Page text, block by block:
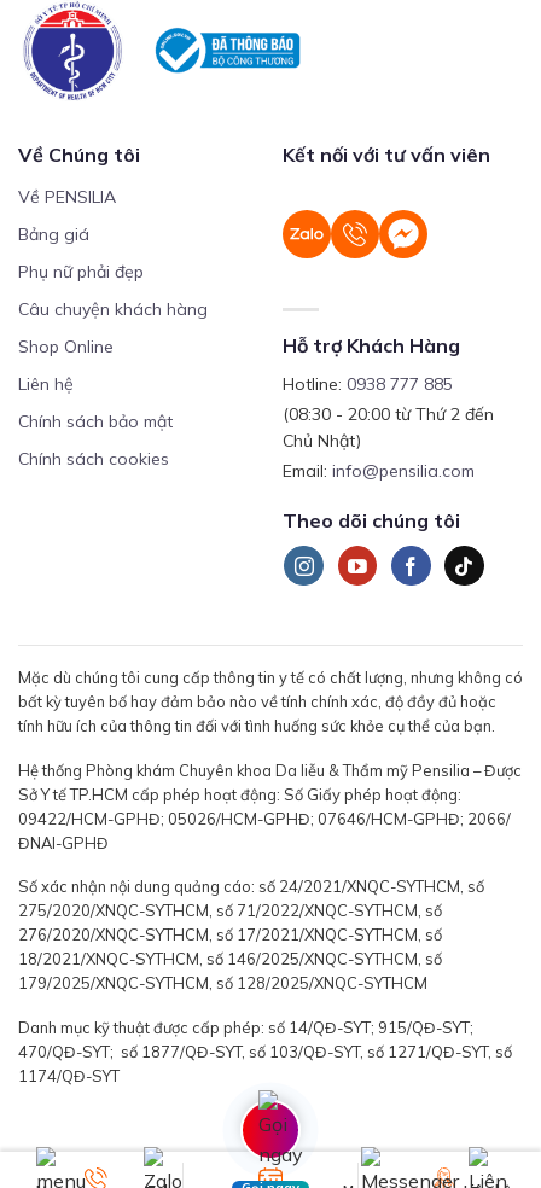
Về Chúng tôi
Về PENSILIA
Bảng giá
Phụ nữ phải đẹp
Câu chuyện khách hàng
Shop Online
Liên hệ
Chính sách bảo mật
Chính sách cookies
Kết nối với tư vấn viên
Hỗ trợ Khách Hàng
Hotline: 0938 777 885
(08:30 - 20:00 từ Thứ 2 đến
Chủ Nhật)
Email: info@pensilia.com
Theo dõi chúng tôi
Mặc dù chúng tôi cung cấp thông tin y tế có chất lượng, nhưng không có
bất kỳ tuyên bố hay đảm bảo nào về tính chính xác, độ đầy đủ hoặc
tính hữu ích của thông tin đối với tình huống sức khỏe cụ thể của bạn.
Hệ thống Phòng khám Chuyên khoa Da liễu & Thẩm mỹ Pensilia – Được
Sở Y tế TP.HCM cấp phép hoạt động: Số Giấy phép hoạt động:
09422/HCM-GPHĐ; 05026/HCM-GPHĐ; 07646/HCM-GPHĐ; 2066/
ĐNAI-GPHĐ
Số xác nhận nội dung quảng cáo: số 24/2021/XNQC-SYTHCM, số
275/2020/XNQC-SYTHCM, số 71/2022/XNQC-SYTHCM, số
276/2020/XNQC-SYTHCM, số 17/2021/XNQC-SYTHCM, số
18/2021/XNQC-SYTHCM, số 146/2025/XNQC-SYTHCM, số
179/2025/XNQC-SYTHCM, số 128/2025/XNQC-SYTHCM
Danh mục kỹ thuật được cấp phép: số 14/QĐ-SYT; 915/QĐ-SYT;
470/QĐ-SYT; số 1877/QĐ-SYT, số 103/QĐ-SYT, số 1271/QĐ-SYT, số
1174/QĐ-SYT